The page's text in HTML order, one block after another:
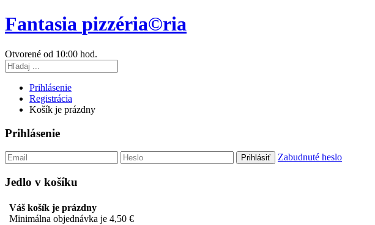
Fantasia pizzéria©ria
Otvorené od 10:00 hod.
Prihlásenie
Registrácia
Košík je prázdny
Prihlásenie
Zabudnuté heslo
Jedlo v košíku
Váš košík je prázdny
Minimálna objednávka je 4,50 €